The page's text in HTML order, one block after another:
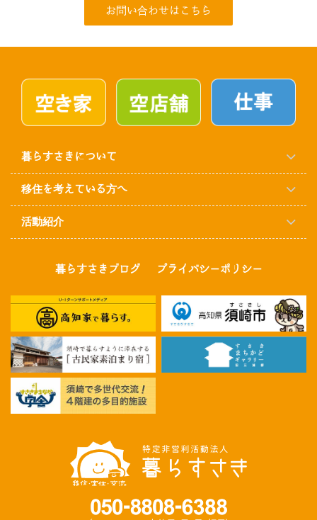
お問い合わせはこちら
暮らすさきについて
移住を考えている方へ
活動紹介
暮らすさきブログ プライバシーポリシー